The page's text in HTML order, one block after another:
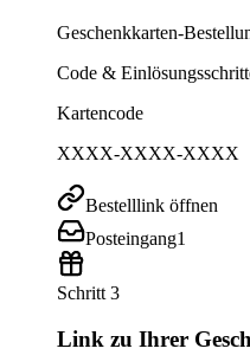
Geschenkkarten-
Code &
Kartencode
XXXX-XXXX-XXXX
Bestelllink öffnen
Posteingang1
Schritt 3
Link zu Ihrer